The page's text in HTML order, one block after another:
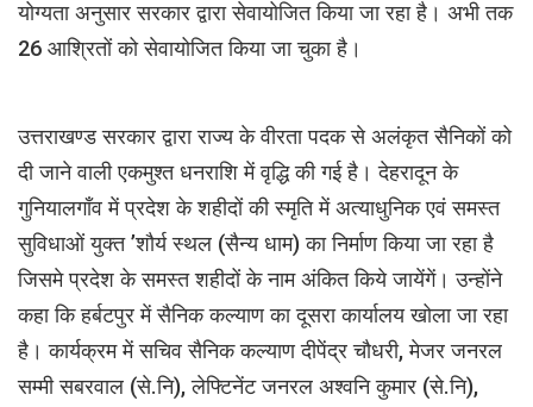
योग्यता अनुसार सरकार द्वारा सेवायोजित किया जा रहा है। अभी तक
26 आश्रितों को सेवायोजित किया जा चुका है।
उत्तराखण्ड सरकार द्वारा राज्य के वीरता पदक से अलंकृत सैनिकों को
दी जाने वाली एकमुश्त धनराशि में वृद्धि की गई है। देहरादून के
गुनियालगाँव में प्रदेश के शहीदों की स्मृति में अत्याधुनिक एवं समस्त
सुविधाओं युक्त ’शौर्य स्थल (सैन्य धाम) का निर्माण किया जा रहा है
जिसमे प्रदेश के समस्त शहीदों के नाम अंकित किये जायेंगें। उन्होंने
कहा कि हर्बटपुर में सैनिक कल्याण का दूसरा कार्यालय खोला जा रहा
है। कार्यक्रम में सचिव सैनिक कल्याण दीपेंद्र चौधरी, मेजर जनरल
सम्मी सबरवाल (से.नि), लेफ्टिनेंट जनरल अश्वनि कुमार (से.नि),